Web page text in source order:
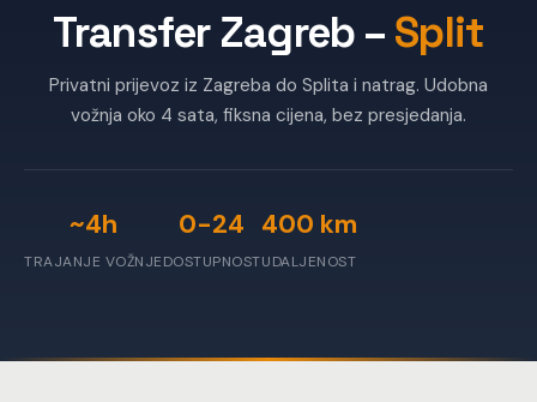
Transfer Zagreb – Split
Privatni prijevoz iz Zagreba do Splita i natrag. Udobna
vožnja oko 4 sata, fiksna cijena, bez presjedanja.
~4h
TRAJANJE VOŽNJE
0-24
DOSTUPNOST
400 km
UDALJENOST